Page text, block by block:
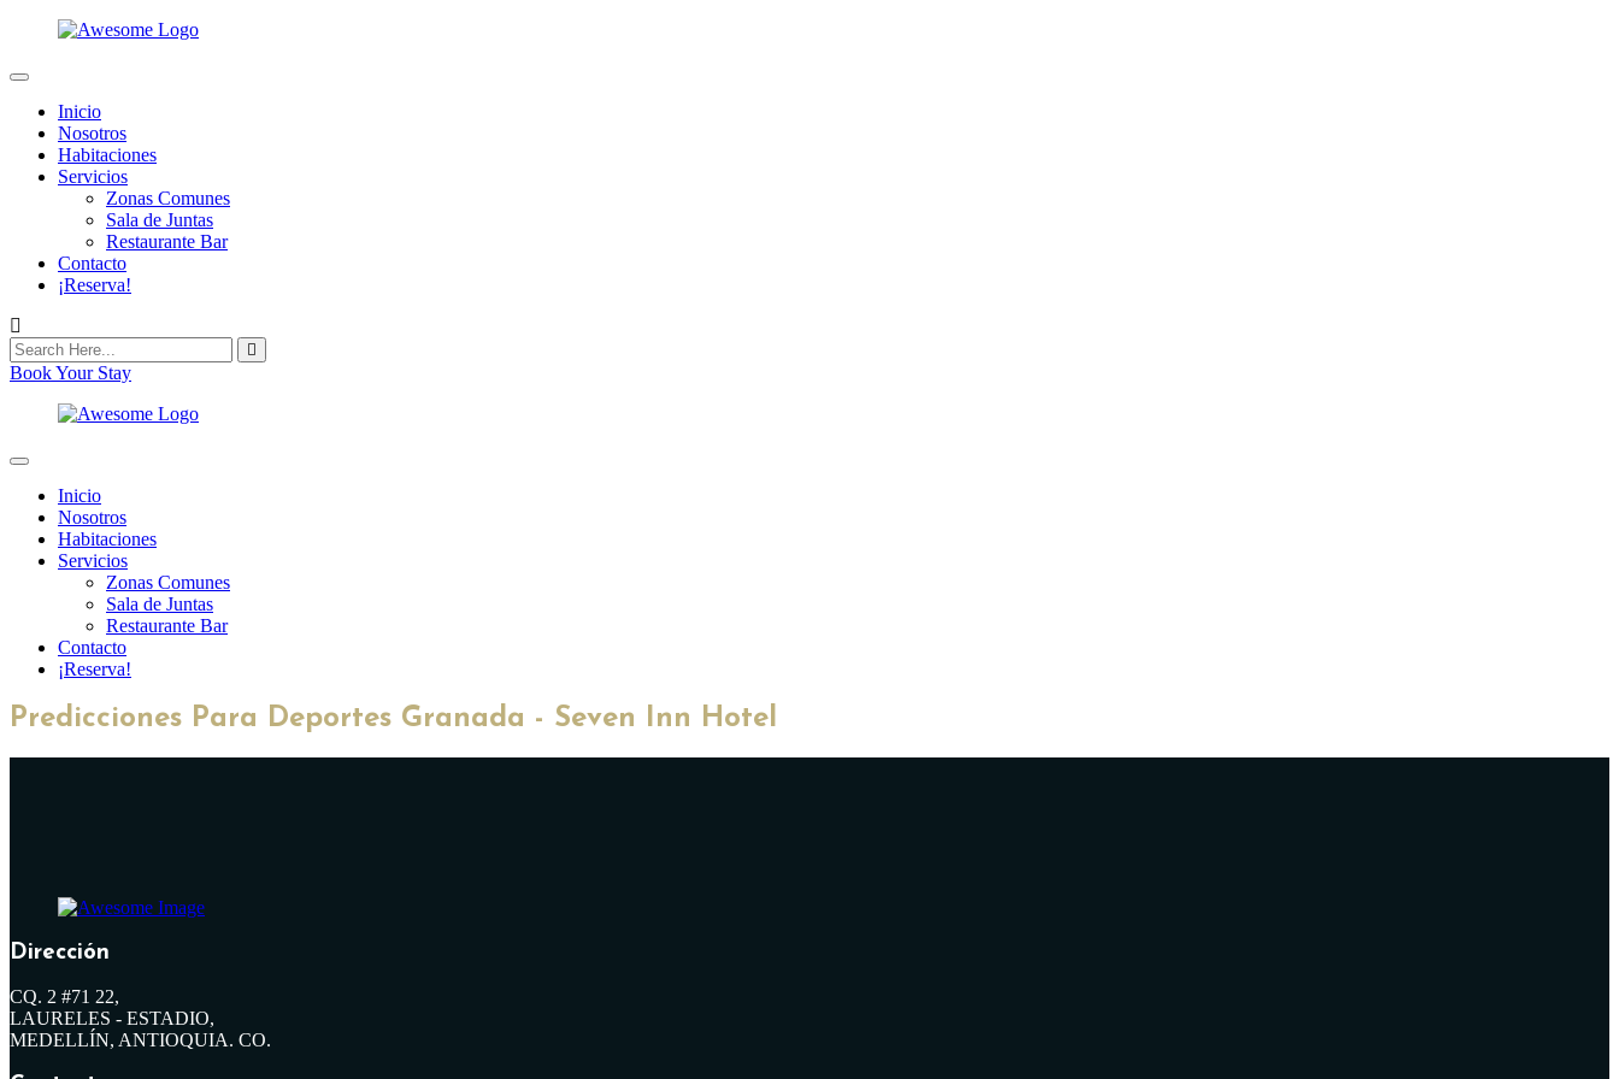
Inicio
Nosotros
Habitaciones
Servicios
Zonas Comunes
Sala de Juntas
Restaurante Bar
Contacto
¡Reserva!
Book Your Stay
Inicio
Nosotros
Habitaciones
Servicios
Zonas Comunes
Sala de Juntas
Restaurante Bar
Contacto
¡Reserva!
Predicciones Para Deportes Granada - Seven Inn Hotel
Dirección
CQ. 2 #71 22,
LAURELES - ESTADIO,
MEDELLÍN, ANTIOQUIA. CO.